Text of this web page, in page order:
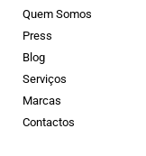
Quem Somos
Press
Blog
Serviços
Marcas
Contactos